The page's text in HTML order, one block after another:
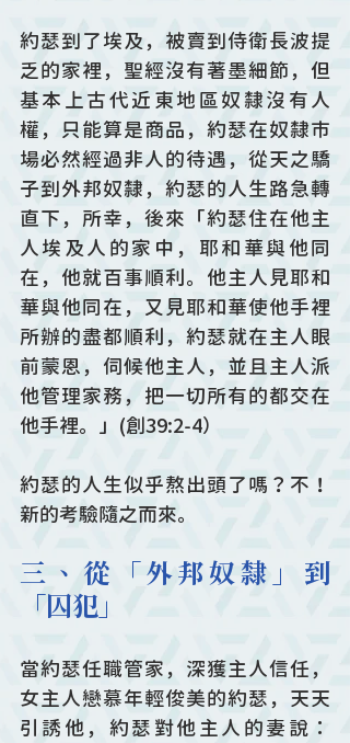
約瑟到了埃及，被賣到侍衛長波提
乏的家裡，聖經沒有著墨細節，但
基本上古代近東地區奴隸沒有人
權，只能算是商品，約瑟在奴隸市
場必然經過非人的待遇，從天之驕
子到外邦奴隸，約瑟的人生路急轉
直下，所幸，後來「約瑟住在他主
人埃及人的家中，耶和華與他同
在，他就百事順利。他主人見耶和
華與他同在，又見耶和華使他手裡
所辦的盡都順利，約瑟就在主人眼
前蒙恩，伺候他主人，並且主人派
他管理家務，把一切所有的都交在
他手裡。」(創39:2-4）
約瑟的人生似乎熬出頭了嗎？不！
新的考驗隨之而來。
三、從「外邦奴隸」到
「囚犯」
當約瑟任職管家，深獲主人信任，
女主人戀慕年輕俊美的約瑟，天天
引誘他，約瑟對他主人的妻說：